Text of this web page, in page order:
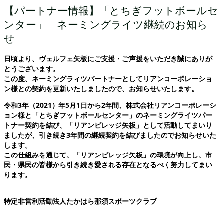
【パートナー情報】「とちぎフットボールセ
ンター」 ネーミングライツ継続のお知ら
せ
日頃より、ヴェルフェ矢板にご支援・ご声援をいただき誠にありが
とうございます。
この度、ネーミングラィツパートナーとしてリアンコーポレーショ
ン様との契約を更新いたしましたので、お知らせいたします。
令和3年（2021）年5月1日から2年間、株式会社リアンコーポレーシ
ョン様と「とちぎフットボールセンター」のネーミングライツパー
トナー契約を結び、「リアンビレッジ矢板」として活動してまいり
ましたが、引き続き3年間の継続契約を結びましたのでお知らせいた
します。
この仕組みを通じて、「リアンビレッジ矢板」の環境が向上し、市
民・県民の皆様から引き続き愛される存在となるべく努力してまい
ります。
特定非営利活動法人たかはら那須スポーツクラブ